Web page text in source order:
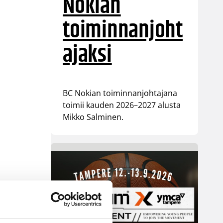
toiminnanjoht
ajaksi
BC Nokian toiminnanjohtajana
toimii kauden 2026–2027 alusta
Mikko Salminen.